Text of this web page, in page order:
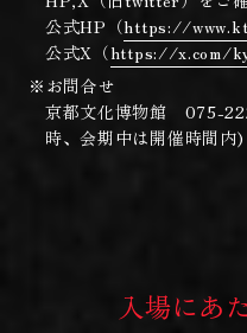
公式HP（https://
公式X（https://x.com/
※お問合せ
京都文化博物館 075-
時、会期中は開催時間内)
入場にあ